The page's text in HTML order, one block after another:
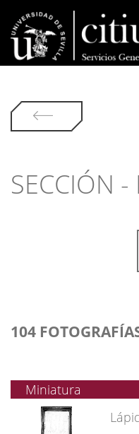
SECCIÓN -
104
Miniatura